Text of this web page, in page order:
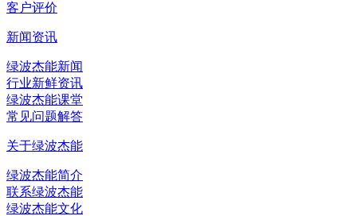
客户评价
新闻资讯
绿波杰能新闻
行业新鲜资讯
绿波杰能课堂
常见问题解答
关于绿波杰能
绿波杰能简介
联系绿波杰能
绿波杰能文化